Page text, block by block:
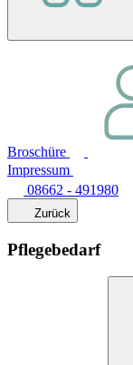
Broschüre
Impressum
08662 - 491980
Zurück
Pflegebedarf